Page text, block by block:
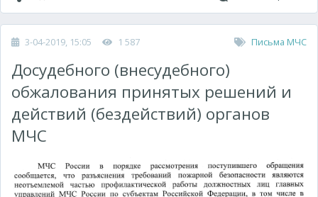
3-04-2019, 15:05 1 587 Письма МЧС
Досудебного (внесудебного)
обжалования принятых решений и
действий (бездействий) органов
МЧС